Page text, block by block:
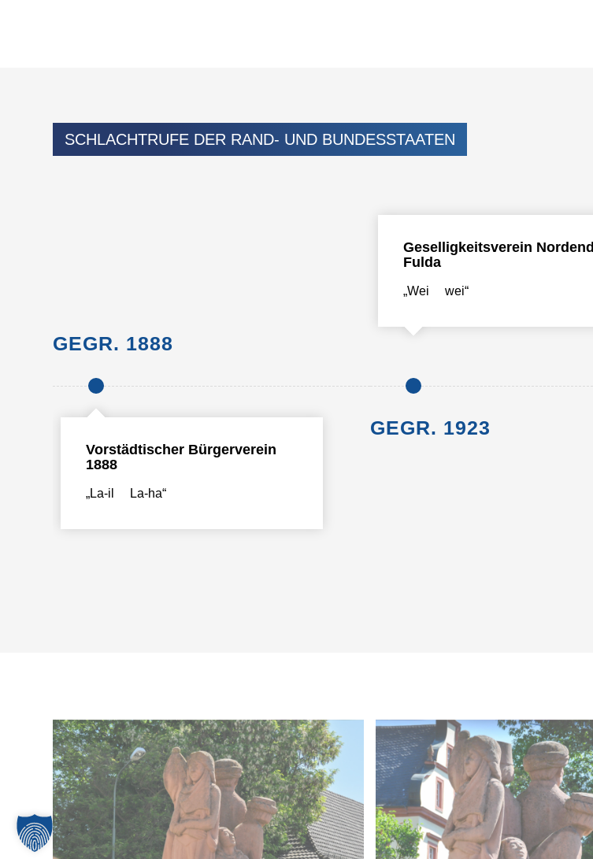
SCHLACHTRUFE DER RAND- UND BUNDESSTAATEN
GEGR. 1888
Vorstädtischer Bürgerverein
1888
„La-il La-ha“
Geselligkeitsverein Nordend
Fulda
„Wei wei“
GEGR. 1923